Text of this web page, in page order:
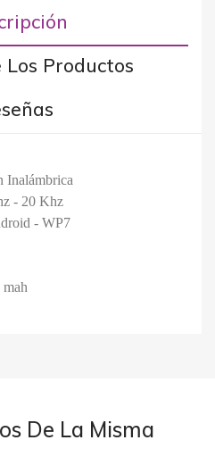
Productos
Inalámbrica
- 20 Khz
- WP7
De La Misma